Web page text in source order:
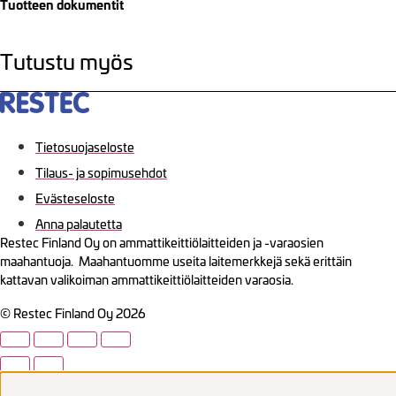
Tuotteen dokumentit
Tutustu myös
Tietosuojaseloste
Tilaus- ja sopimusehdot
Evästeseloste
Anna palautetta
Restec Finland Oy on ammattikeittiölaitteiden ja -varaosien
maahantuoja. Maahantuomme useita laitemerkkejä sekä erittäin
kattavan valikoiman ammattikeittiölaitteiden varaosia.
© Restec Finland Oy 2026